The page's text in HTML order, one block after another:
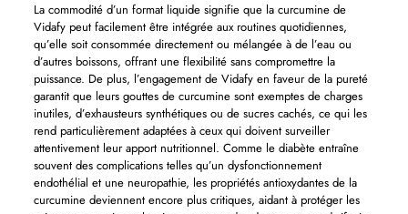
La commodité d’un format liquide signifie que la curcumine de
Vidafy peut facilement être intégrée aux routines quotidiennes,
qu’elle soit consommée directement ou mélangée à de l’eau ou
d’autres boissons, offrant une flexibilité sans compromettre la
puissance. De plus, l’engagement de Vidafy en faveur de la pureté
garantit que leurs gouttes de curcumine sont exemptes de charges
inutiles, d’exhausteurs synthétiques ou de sucres cachés, ce qui les
rend particulièrement adaptées à ceux qui doivent surveiller
attentivement leur apport nutritionnel. Comme le diabète entraîne
souvent des complications telles qu’un dysfonctionnement
endothélial et une neuropathie, les propriétés antioxydantes de la
curcumine deviennent encore plus critiques, aidant à protéger les